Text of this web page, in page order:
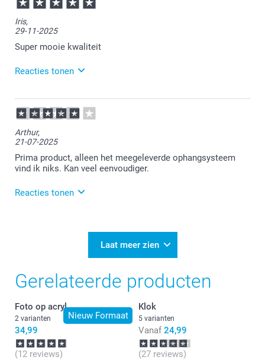
Wat goed te lezen dat je zo blij bent met je
Daar doen wij het voor!
Iris,
29-11-2025
Super mooie kwaliteit
Reacties tonen
01-12-2025
13:56
Heel erg veel plezier ervan!
Arthur,
21-07-2025
Prima product, alleen het meegeleverde ophangsysteem
vind ik niks. Kan veel eenvoudiger.
Reacties tonen
Bedankt voor je review. Fijn dat je tevreden bent met
van de foto!
Laat meer zien
Gerelateerde producten
Nieuw Formaat
Foto op acryl
2 varianten
34,99
(12 reviews)
Klok
5 varianten
Vanaf 24,99
(27 reviews)